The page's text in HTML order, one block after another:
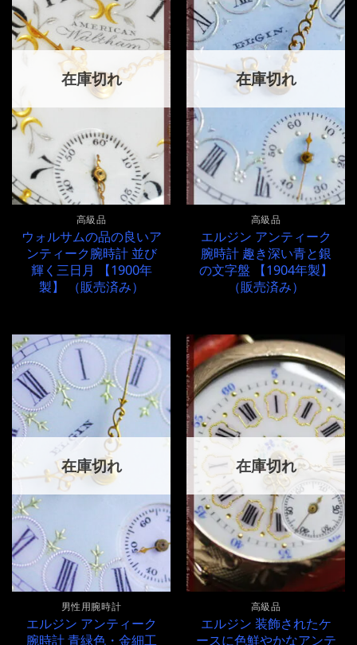
在庫切れ
高級品
ウォルサムの品の良いア
ンティーク腕時計 並び
輝く三日月 【1900年
製】 （販売済み）
在庫切れ
高級品
エルジン アンティーク
腕時計 趣き深い青と銀
の文字盤 【1904年製】
（販売済み）
在庫切れ
男性用腕時計
エルジン アンティーク
腕時計 青緑色・金細工
在庫切れ
高級品
エルジン 装飾されたケ
ースに色鮮やかなアンテ